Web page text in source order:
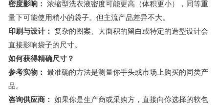
密度影响： 浓缩型洗衣液密度可能更高（体积更小），同等重
量下可能使用稍小的袋子。但主流产品差异不大。
印刷与设计： 复杂的图案、大面积的留白或特定的造型设计会
直接影响袋子的尺寸。
如何获得精确尺寸？
参考实物： 最准确的方法是测量你手头或市场上购买的同类产
品。
咨询供应商： 如果你是生产商或采购方，直接向你选择的软包